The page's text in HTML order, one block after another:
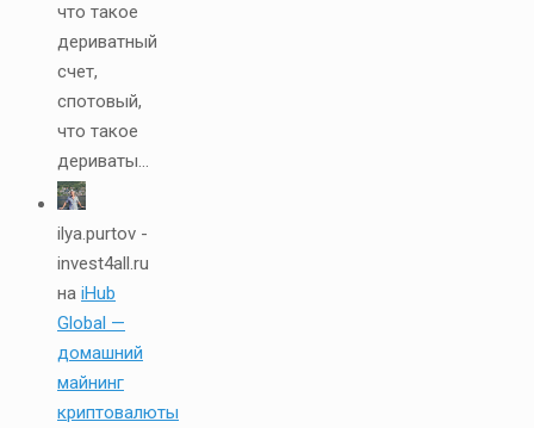
что такое
дериватный
счет,
спотовый,
что такое
дериваты...
ilya.purtov -
invest4all.ru
на iHub
Global —
домашний
майнинг
криптовалюты